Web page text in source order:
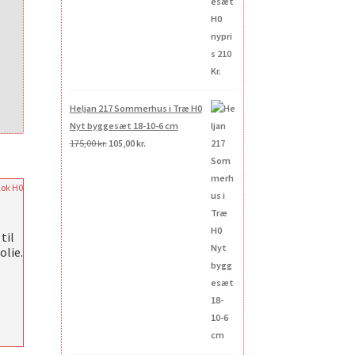
til
Heljan 217 Sommerhus i Træ H0
Nyt byggesæt 18-10-6 cm
175,00kr. Den
105,00kr.Den